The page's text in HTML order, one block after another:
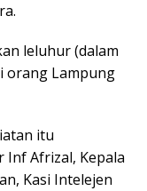
leluhur (dalam
orang Lampung
itu
Inf Afrizal, Kepala
Kasi Intelejen